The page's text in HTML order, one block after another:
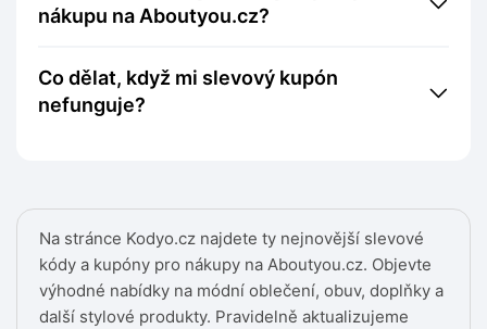
Na stránce Kodyo.cz najdete ty nejnovější slevové
kódy a kupóny pro nákupy na Aboutyou.cz. Objevte
výhodné nabídky na módní oblečení, obuv, doplňky a
další stylové produkty. Pravidelně aktualizujeme
nákupu na Aboutyou.cz?
Co dělat, když mi slevový kupón
nefunguje?